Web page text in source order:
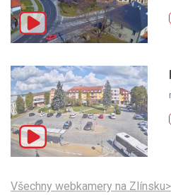
Všechny webkamery na Zlínsku>